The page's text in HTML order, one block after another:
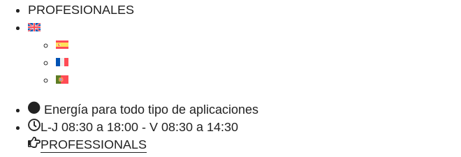
PROFESIONALES
Energía para todo tipo de aplicaciones
L-J 08:30 a 18:00 - V 08:30 a 14:30
PROFESSIONALS